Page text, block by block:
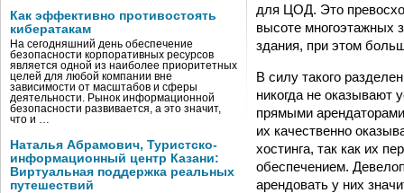
Как эффективно противостоять
кибератакам
На сегодняшний день обеспечение
безопасности корпоративных ресурсов
является одной из наиболее приоритетных
целей для любой компании вне
зависимости от масштабов и сферы
деятельности. Рынок информационной
безопасности развивается, а это значит,
что и …
Наталья Абрамович, Туристско-
информационный центр Казани:
Виртуальная поддержка реальных
путешествий
для ЦОД. Это
высоте многоэтажных
здания, при этом
В силу такого
никогда не оказывают
прямыми
их качественно
хостинга, так как их
обеспечением.
арендовать у них